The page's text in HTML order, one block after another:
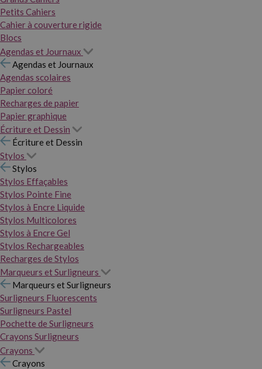
Petits Cahiers
Cahier à couverture rigide
Blocs
Agendas et Journaux
Agendas et Journaux
Agendas scolaires
Papier coloré
Recharges de papier
Papier graphique
Écriture et Dessin
Écriture et Dessin
Stylos
Stylos
Stylos Effaçables
Stylos Pointe Fine
Stylos à Encre Liquide
Stylos Multicolores
Stylos à Encre Gel
Stylos Rechargeables
Recharges de Stylos
Marqueurs et Surligneurs
Marqueurs et Surligneurs
Surligneurs Fluorescents
Surligneurs Pastel
Pochette de Surligneurs
Crayons Surligneurs
Crayons
Crayons